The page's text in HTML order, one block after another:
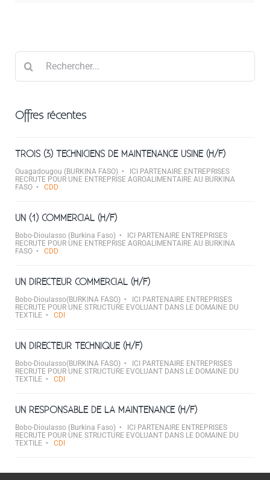
Offres récentes
TROIS (3) TECHNICIENS DE MAINTENANCE USINE (H/F)
Ouagadougou (BURKINA FASO)
ICI PARTENAIRE ENTREPRISES
RECRUTE POUR UNE ENTREPRISE AGROALIMENTAIRE AU BURKINA
FASO
CDD
UN (1) COMMERCIAL (H/F)
Bobo-Dioulasso (Burkina Faso)
ICI PARTENAIRE ENTREPRISES
RECRUTE POUR UNE ENTREPRISE AGROALIMENTAIRE AU BURKINA
FASO
CDD
UN DIRECTEUR COMMERCIAL (H/F)
Bobo-Dioulasso(BURKINA FASO)
ICI PARTENAIRE ENTREPRISES
RECRUTE POUR UNE STRUCTURE EVOLUANT DANS LE DOMAINE DU
TEXTILE
CDI
UN DIRECTEUR TECHNIQUE (H/F)
Bobo-Dioulasso(BURKINA FASO)
ICI PARTENAIRE ENTREPRISES
RECRUTE POUR UNE STRUCTURE EVOLUANT DANS LE DOMAINE DU
TEXTILE
CDI
UN RESPONSABLE DE LA MAINTENANCE (H/F)
Bobo-Dioulasso (Burkina Faso)
ICI PARTENAIRE ENTREPRISES
RECRUTE POUR UNE STRUCTURE EVOLUANT DANS LE DOMAINE DU
TEXTILE
CDI